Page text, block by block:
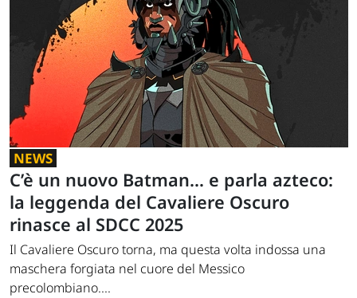
NEWS
C’è un nuovo Batman... e parla azteco:
la leggenda del Cavaliere Oscuro
rinasce al SDCC 2025
Il Cavaliere Oscuro torna, ma questa volta indossa una
maschera forgiata nel cuore del Messico
precolombiano....